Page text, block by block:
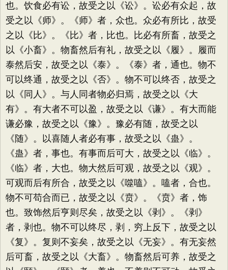
也。饮食必有讼，故受之以《讼》。讼必有众起，故
受之以《师》。《师》者，众也。众必有所比，故受
之以《比》。《比》者，比也。比必有所畜，故受之
以《小畜》。物畜然后有礼，故受之以《履》。履而
泰然后安，故受之以《泰》。《泰》者，通也。物不
可以终通，故受之以《否》。物不可以终否，故受之
以《同人》。与人同者物必归焉，故受之以《大
有》。有大者不可以盈，故受之以《谦》。有大而能
谦必豫，故受之以《豫》。豫必有随，故受之以
《随》。以喜随人者必有事，故受之以《蛊》。
《蛊》者，事也。有事而后可大，故受之以《临》。
《临》者，大也。物大然后可观，故受之以《观》。
可观而后有所合，故受之以《噬嗑》。嗑者，合也。
物不可苟合而已，故受之以《贲》。《贲》者，饰
也。致饰然后亨则尽矣，故受之以《剥》。《剥》
者，剥也。物不可以终尽，剥，穷上反下，故受之以
《复》。复则不妄矣，故受之以《无妄》。有无妄然
后可畜，故受之以《大畜》。物畜然后可养，故受之